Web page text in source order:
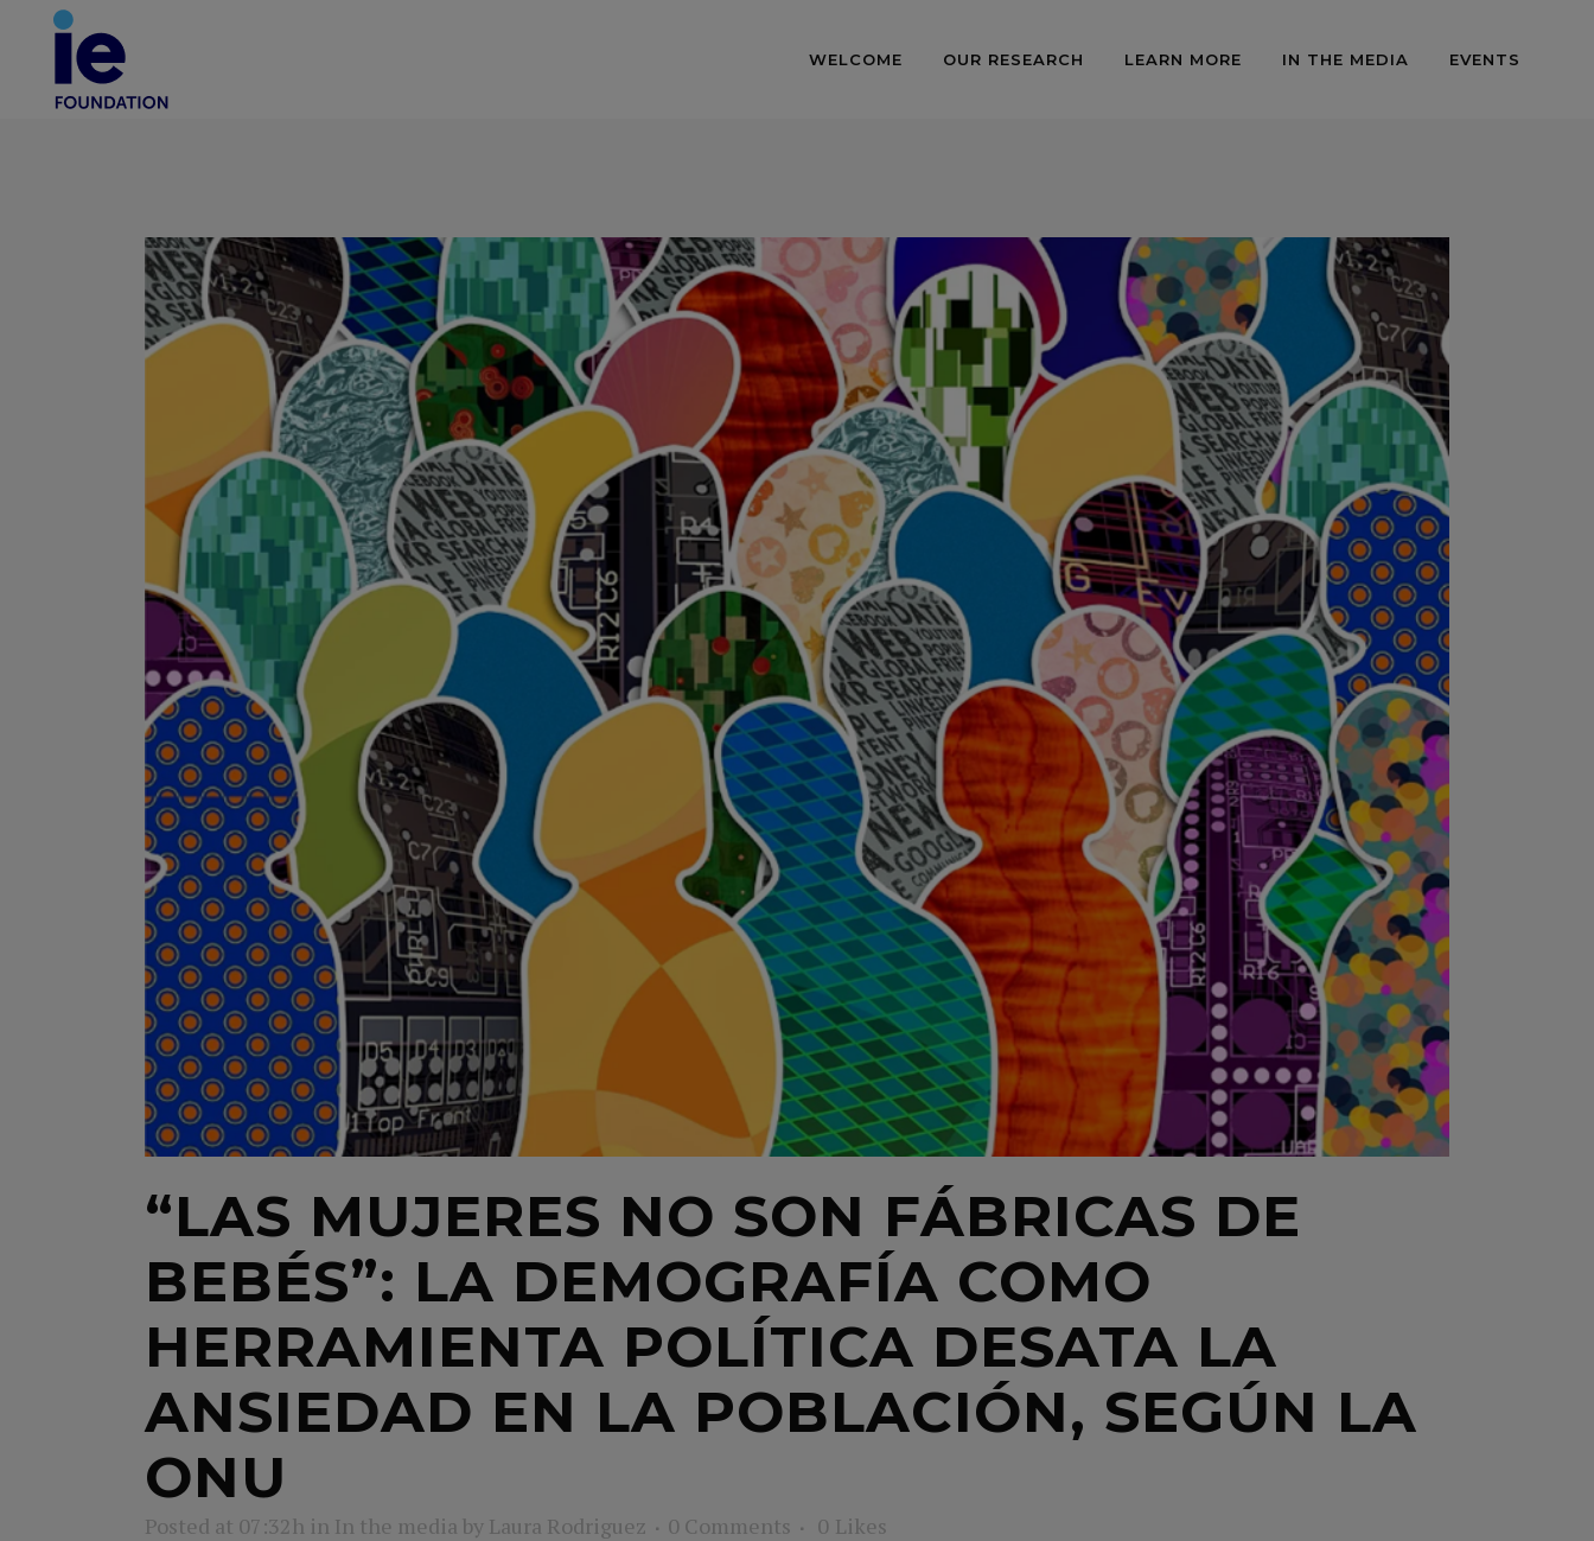
WELCOME OUR RESEARCH LEARN MORE IN THE MEDIA EVENTS
“LAS MUJERES NO SON FÁBRICAS DE
BEBÉS”: LA DEMOGRAFÍA COMO
HERRAMIENTA POLÍTICA DESATA LA
ANSIEDAD EN LA POBLACIÓN, SEGÚN LA
ONU
Posted at 07:32h in In the media by Laura Rodriguez 0 Comments 0 Likes